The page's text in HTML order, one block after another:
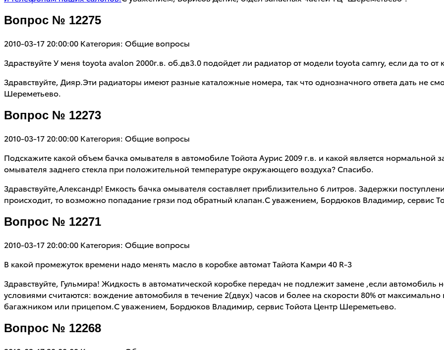
Вопрос № 12275
2010-03-17 20:00:00 Категория: Общие вопросы
Здраствуйте У меня toyota avalon 2000г.в. об.дв3.0 подойдет ли радиатор от модели toyota camry, если да то от
Здравствуйте, Дияр.Эти радиаторы имеют разные каталожные номера, так что однозначного ответа дать не
Шереметьево.
Вопрос № 12273
2010-03-17 20:00:00 Категория: Общие вопросы
Подскажите какой объем бачка омывателя в автомобиле Тойота Аурис 2009 г.в. и какой является
омывателя заднего стекла при положительной температуре окружающего воздуха? Спасибо.
Здравствуйте,Александр! Емкость бачка омывателя составляет приблизительно 6 литров. Задержки
происходит, то возможно попадание грязи под обратный клапан.С уважением, Бордюков Владимир, сервис
Вопрос № 12271
2010-03-17 20:00:00 Категория: Общие вопросы
В какой промежуток времени надо менять масло в коробке автомат Тайота Камри 40 R-3
Здравствуйте, Гульмира! Жидкость в автоматической коробке передач не подлежит замене ,если автомобиль
условиями считаются: вождение автомобиля в течение 2(двух) часов и более на скорости 80% от
багажником или прицепом.С уважением, Бордюков Владимир, сервис Тойота Центр Шереметьево.
Вопрос № 12268